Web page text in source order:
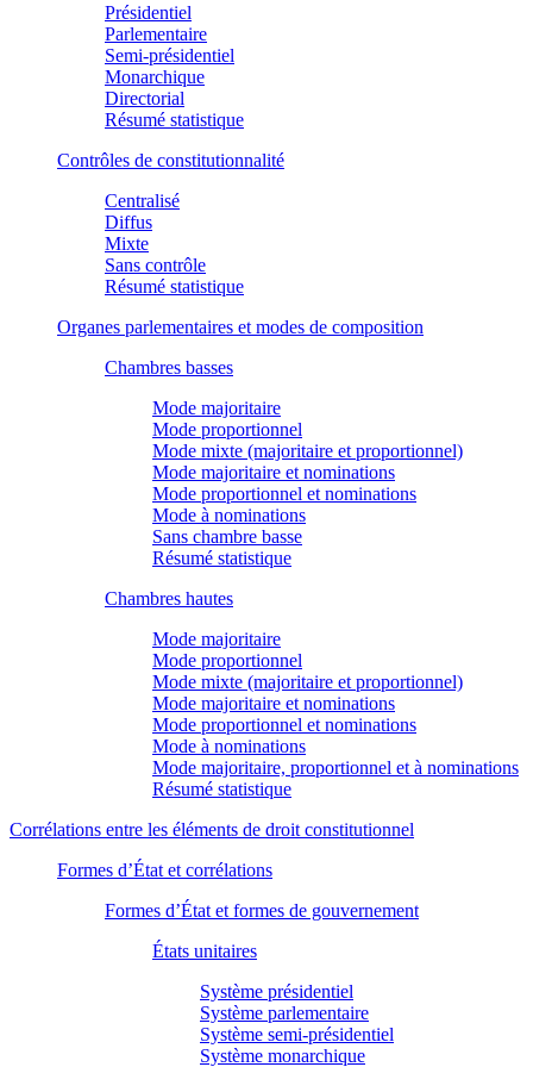
Présidentiel
Parlementaire
Semi-présidentiel
Monarchique
Directorial
Résumé statistique
Contrôles de constitutionnalité
Centralisé
Diffus
Mixte
Sans contrôle
Résumé statistique
Organes parlementaires et modes de composition
Chambres basses
Mode majoritaire
Mode proportionnel
Mode mixte (majoritaire et proportionnel)
Mode majoritaire et nominations
Mode proportionnel et nominations
Mode à nominations
Sans chambre basse
Résumé statistique
Chambres hautes
Mode majoritaire
Mode proportionnel
Mode mixte (majoritaire et proportionnel)
Mode majoritaire et nominations
Mode proportionnel et nominations
Mode à nominations
Mode majoritaire, proportionnel et à nominations
Résumé statistique
Corrélations entre les éléments de droit constitutionnel
Formes d’État et corrélations
Formes d’État et formes de gouvernement
États unitaires
Système présidentiel
Système parlementaire
Système semi-présidentiel
Système monarchique